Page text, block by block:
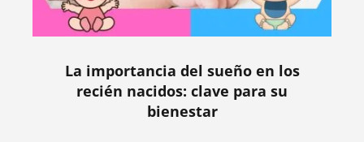
La importancia del sueño en los
recién nacidos: clave para su
bienestar